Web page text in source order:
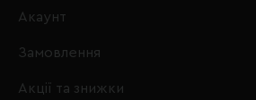
Акаунт
Замовлення
Акції та знижки